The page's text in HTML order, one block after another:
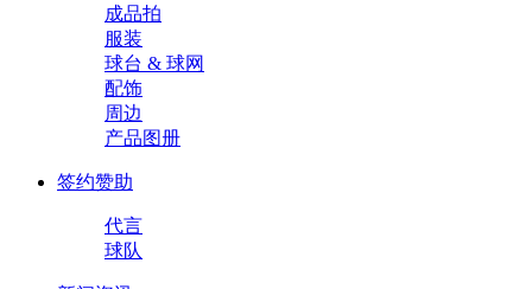
成品拍
服装
球台 & 球网
配饰
周边
产品图册
签约赞助
代言
球队